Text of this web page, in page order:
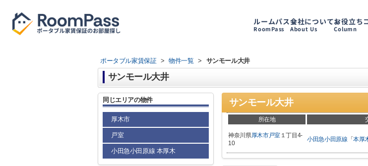
ルームパス
RoomPass
会社について
About Us
お役立ち
Column
ポータブル家賃保証 > 物件一覧 > サンモール大井
サンモール大井
サンモール大井
所在地
神奈川県厚木市戸室１丁目4-
10
小田急小田原線 「本厚
同じエリアの物件
厚木市
戸室
小田急小田原線 本厚木